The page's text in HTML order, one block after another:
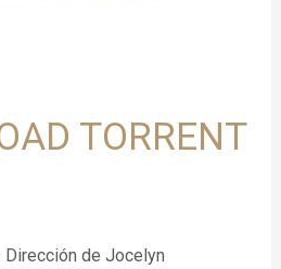
TORRENT
Dirección de Jocelyn